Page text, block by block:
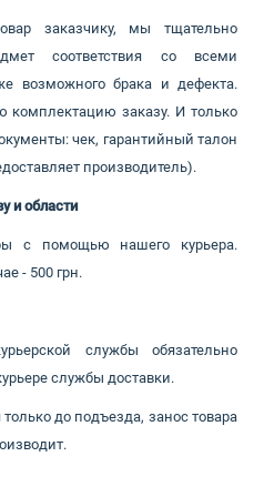
UK
заказчику, мы тщательно
соответствия со всеми
возможного брака и дефекта.
комплектацию заказу. И только
чек, гарантийный талон
производитель).
и области
с помощью нашего курьера.
- 500 грн.
службы обязательно
службы доставки.
до подъезда, занос товара